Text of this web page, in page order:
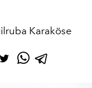
Karaköse